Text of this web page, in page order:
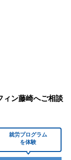
ィン藤崎へご相談
就労プログラム
を体験